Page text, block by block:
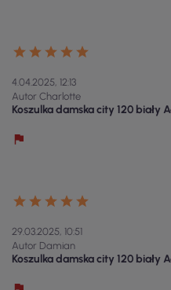
4.04.2025, 12:13
Autor Charlotte
Koszulka damska city 120 biały
29.03.2025, 10:51
Autor Damian
Koszulka damska city 120 biały